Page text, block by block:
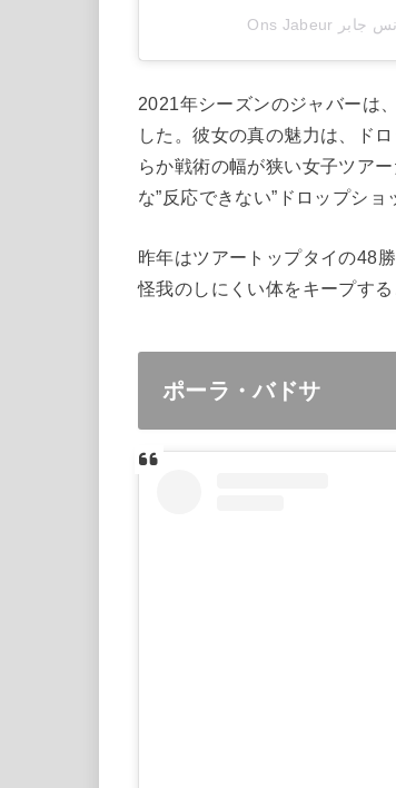
2021年シーズンのジャバーは
した。彼女の真の魅力は、ド
らか戦術の幅が狭い女子ツア
な”反応できない”ドロップシ
昨年はツアートップタイの48
怪我のしにくい体をキープす
ポーラ・バドサ